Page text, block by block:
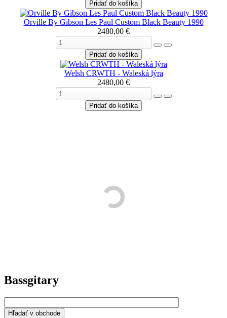
Orville By Gibson Les Paul Custom Black Beauty 1990
2480,00 €
Welsh CRWTH - Waleská lýra
2480,00 €
Bassgitary